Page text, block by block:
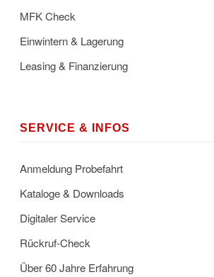
MFK Check
Einwintern & Lagerung
Leasing & Finanzierung
SERVICE & INFOS
Anmeldung Probefahrt
Kataloge & Downloads
Digitaler Service
Rückruf-Check
Über 60 Jahre Erfahrung